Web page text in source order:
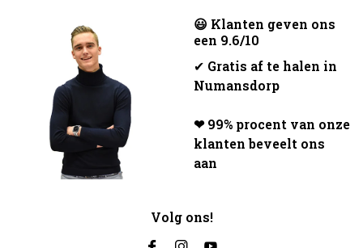
😃 Klanten geven ons
een 9.6/10
✔ Gratis af te halen in
Numansdorp
❤ 99% procent van onze
klanten beveelt ons
aan
Volg ons!